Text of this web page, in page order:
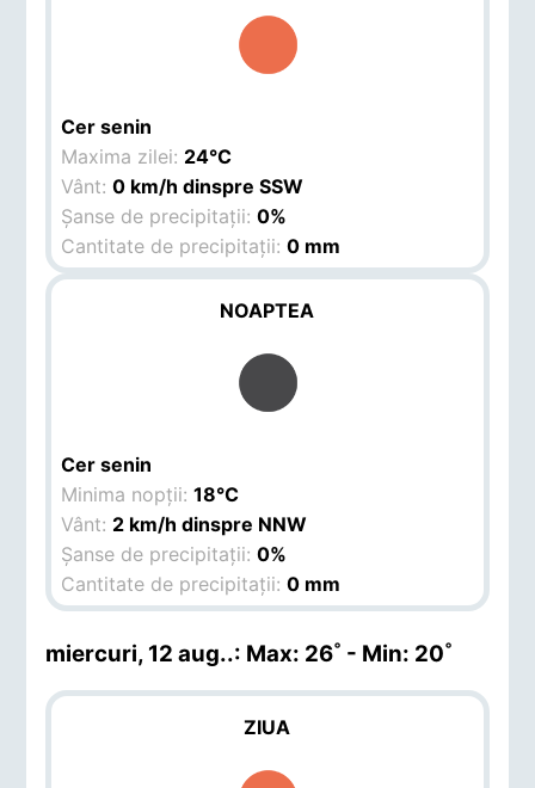
Cer senin
Maxima zilei: 24°C
Vânt:0 km/h dinspre SSW
Șanse de precipitații:0%
Cantitate de precipitații:0 mm
NOAPTEA
Cer senin
Minima nopții:18°C
Vânt: 2 km/h dinspre NNW
Șanse de precipitații:0%
Cantitate de precipitații:0 mm
miercuri, 12 aug..: Max: 26˚ - Min: 20˚
ZIUA